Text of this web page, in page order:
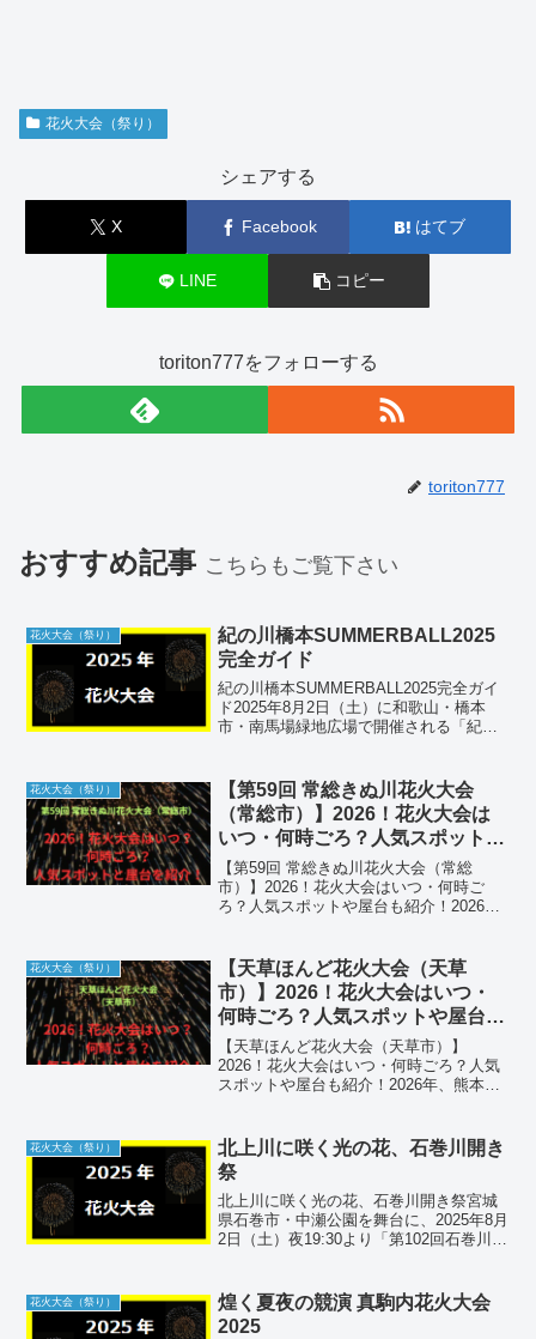
花火大会（祭り）
シェアする
X Facebook はてブ
LINE コピー
toriton777をフォローする
toriton777
おすすめ記事 こちらもご覧下さい
花火大会（祭り）
紀の川橋本SUMMERBALL2025
完全ガイド
紀の川橋本SUMMERBALL2025完全ガイ
ド2025年8月2日（土）に和歌山・橋本
市・南馬場緑地広場で開催される「紀の
彩る本イベントの全貌を、アクセ...
花火大会（祭り）
【第59回 常総きぬ川花火大会
（常総市）】2026！花火大会は
いつ・何時ごろ？人気スポットや
屋台も紹介！
【第59回 常総きぬ川花火大会（常総
市）】2026！花火大会はいつ・何時ご
ろ？人気スポットや屋台も紹介！2026年
畔で開催されます。この大会は、日本を
代表する名匠た...
花火大会（祭り）
【天草ほんど花火大会（天草
市）】2026！花火大会はいつ・
何時ごろ？人気スポットや屋台も
紹介！
【天草ほんど花火大会（天草市）】
2026！花火大会はいつ・何時ごろ？人気
スポットや屋台も紹介！2026年、熊本県
最大の夏祭り「天草ほんどハイヤ祭り」
のオープニングを飾る...
花火大会（祭り）
北上川に咲く光の花、石巻川開き
祭
北上川に咲く光の花、石巻川開き祭宮城
県石巻市・中瀬公園を舞台に、2025年8月
2日（土）夜19:30より「第102回石巻川開
を彩る。家族連れも楽しめる有料席も完
備...
花火大会（祭り）
煌く夏夜の競演 真駒内花火大会
2025